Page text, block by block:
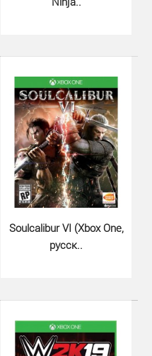
8 для Xbox Series X -
серии файтингов от Ban..
Soulcalibur VI (Xbox One,
русск..